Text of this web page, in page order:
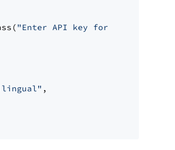
"Enter API key for IBM watsonx:
,